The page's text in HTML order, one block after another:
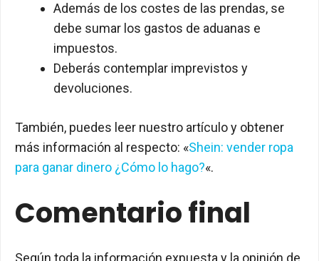
Además de los costes de las prendas, se
debe sumar los gastos de aduanas e
impuestos.
Deberás contemplar imprevistos y
devoluciones.
También, puedes leer nuestro artículo y obtener
más información al respecto: «Shein: vender ropa
para ganar dinero ¿Cómo lo hago?«.
Comentario final